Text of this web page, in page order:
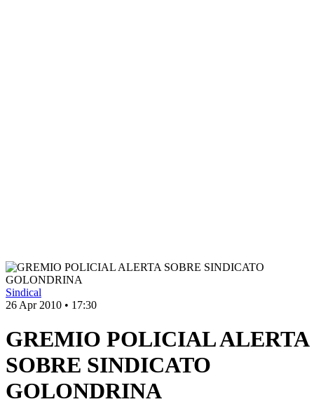
Sindical
26 Apr 2010 • 17:30
GREMIO POLICIAL ALERTA
SOBRE SINDICATO
GOLONDRINA